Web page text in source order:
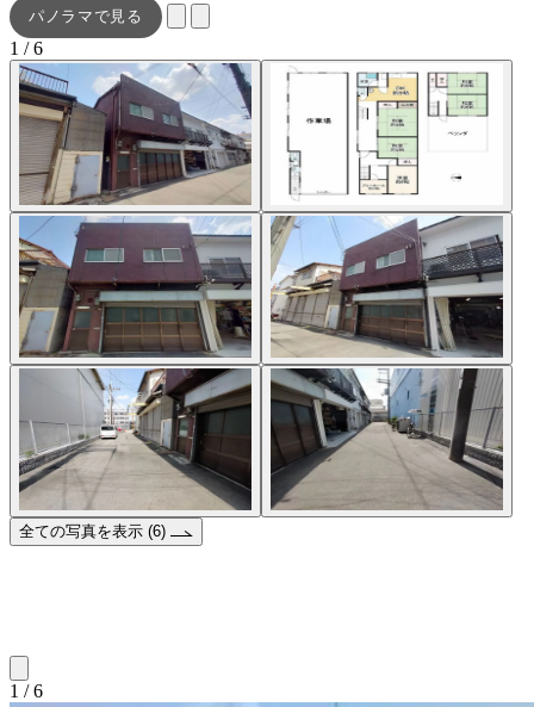
パノラマで見る
1 / 6
全ての写真を表示 (6)
1 / 6